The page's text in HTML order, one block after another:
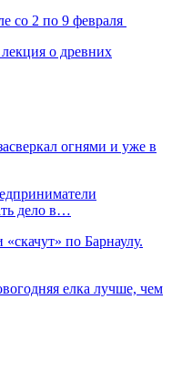
со 2 по 9 февраля
о древних
огнями и уже в
дело в…
по Барнаулу.
елка лучше, чем